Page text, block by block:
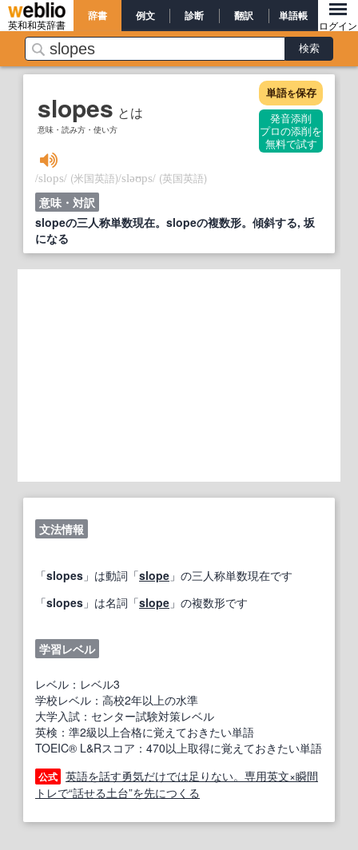
英和和英辞書
辞書 例文 診断 翻訳 単語帳
ログイン
slopes とは
意味・読み方・使い方
単語を保存
発音添削
プロの添削を
無料で試す
/slops/ (米国英語)/sləʊps/ (英国英語)
意味・対訳
slopeの三人称単数現在。slopeの複数形。傾斜する, 坂
になる
文法情報
「slopes 」は動詞「slope 」の三人称単数現在です
「slopes 」は名詞「slope 」の複数形です
学習レベル
レベル：レベル3
学校レベル：高校2年以上の水準
大学入試：センター試験対策レベル
英検：準2級以上合格に覚えておきたい単語
TOEIC® L&Rスコア：470以上取得に覚えておきたい単語
公式 英語を話す勇気だけでは足りない。専用英文×瞬間
トレで“話せる土台”を先につくる